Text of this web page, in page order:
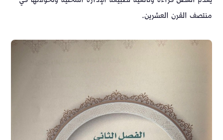
منتصف القرن العشرين.